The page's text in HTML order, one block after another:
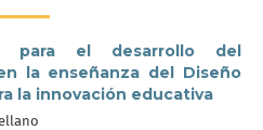
para el desarrollo del
la enseñanza del Diseño
la innovación educativa